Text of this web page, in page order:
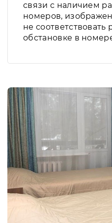
связи с наличием
номеров,
не соответствовать
обстановке в